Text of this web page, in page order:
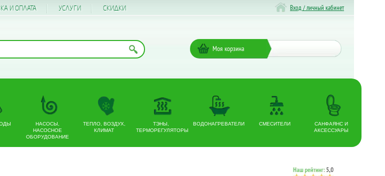
И ОПЛАТА УСЛУГИ CКИДКИ Вход / личный кабинет
Моя корзина
НАСОСЫ,
НАСОСНОЕ
ОБОРУДОВАНИЕ
ТЕПЛО, ВОЗДУХ,
КЛИМАТ
ТЭНЫ,
ТЕРМОРЕГУЛЯТОРЫ
ВОДОНАГРЕВАТЕЛИ СМЕСИТЕЛИ
САНФАЯНС И
АКСЕССУАРЫ